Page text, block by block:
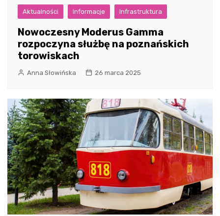
Aktualności Informacje Infrastruktura
Nowoczesny Moderus Gamma
rozpoczyna służbę na poznańskich
torowiskach
Anna Słowińska 26 marca 2025